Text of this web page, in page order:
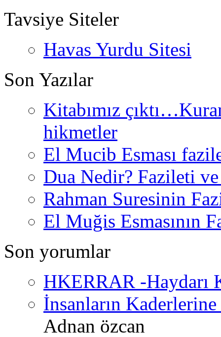
Tavsiye Siteler
Havas Yurdu Sitesi
Son Yazılar
Kitabımız
hikmetler
El Mucib Esması
Dua Nedir? Fazileti
Rahman Suresinin
El Muğis Esmasının
Son yorumlar
HKERRAR -Haydarı
İnsanların
Adnan özcan